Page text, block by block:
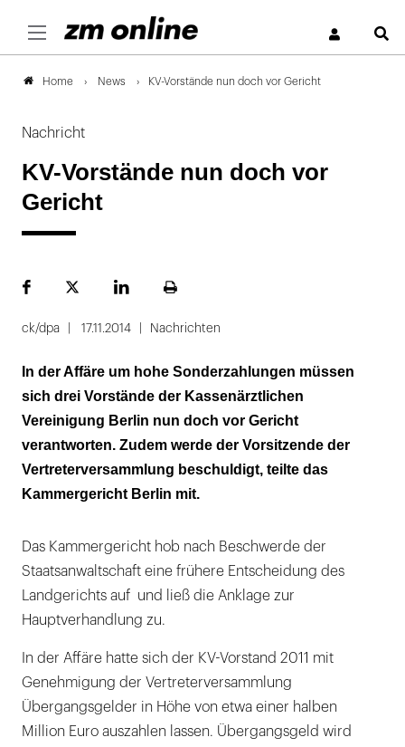
Home News KV-Vorstände nun doch vor Gericht
Nachricht
KV-Vorstände nun doch vor
Gericht
FacebookPlattformLinekdInSeite
ck/dpa 17.11.2014 Nachrichten
In der Affäre um hohe Sonderzahlungen müssen
sich drei Vorstände der Kassenärztlichen
Vereinigung Berlin nun doch vor Gericht
verantworten. Zudem werde der Vorsitzende der
Vertreterversammlung beschuldigt, teilte das
Kammergericht Berlin mit.
Das Kammergericht hob nach Beschwerde der
Staatsanwaltschaft eine frühere Entscheidung des
Landgerichts auf und ließ die Anklage zur
Hauptverhandlung zu.
In der Affäre hatte sich der KV-Vorstand 2011 mit
Genehmigung der Vertreterversammlung
Übergangsgelder in Höhe von etwa einer halben
Million Euro auszahlen lassen. Übergangsgeld wird